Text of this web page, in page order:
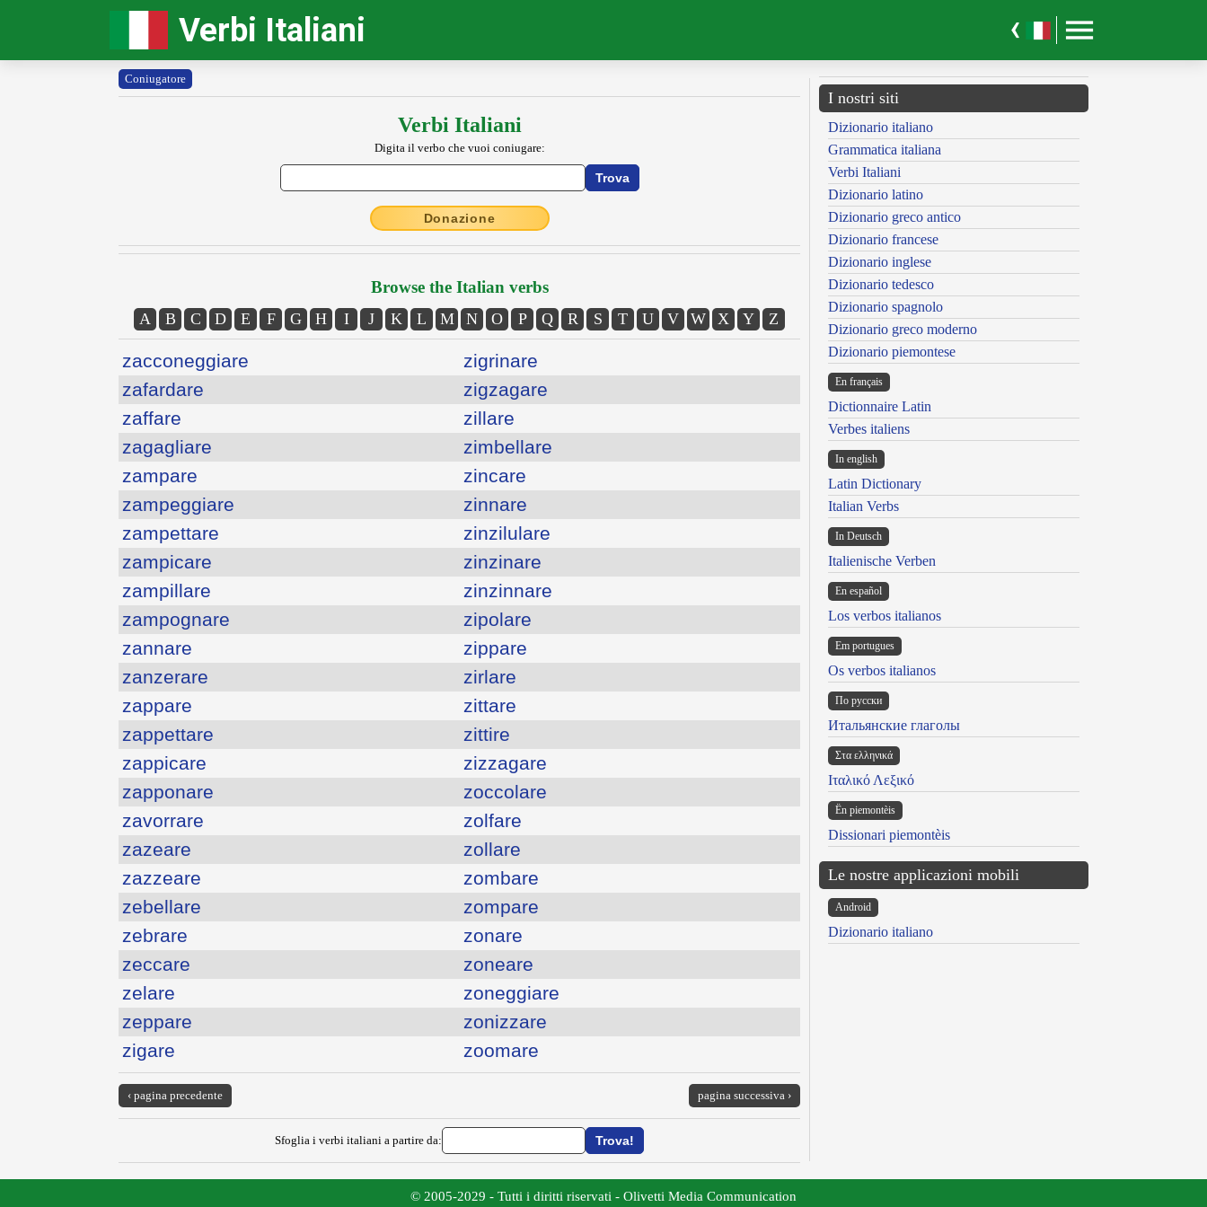
Verbi Italiani
Coniugatore
Verbi Italiani
Digita il verbo che vuoi coniugare:
Donazione
Browse the Italian verbs
A B C D E F G H I J K L M N O P Q R S T U V W X Y Z
zacconeggiare
zigrinare
zafardare
zigzagare
zaffare
zillare
zagagliare
zimbellare
zampare
zincare
zampeggiare
zinnare
zampettare
zinzilulare
zampicare
zinzinare
zampillare
zinzinnare
zampognare
zipolare
zannare
zippare
zanzerare
zirlare
zappare
zittare
zappettare
zittire
zappicare
zizzagare
zapponare
zoccolare
zavorrare
zolfare
zazeare
zollare
zazzeare
zombare
zebellare
zompare
zebrare
zonare
zeccare
zoneare
zelare
zoneggiare
zeppare
zonizzare
zigare
zoomare
‹ pagina precedente pagina successiva ›
Sfoglia i verbi italiani a partire da:
I nostri siti
Dizionario italiano
Grammatica italiana
Verbi Italiani
Dizionario latino
Dizionario greco antico
Dizionario francese
Dizionario inglese
Dizionario tedesco
Dizionario spagnolo
Dizionario greco moderno
Dizionario piemontese
En français
Dictionnaire Latin
Verbes italiens
In english
Latin Dictionary
Italian Verbs
In Deutsch
Italienische Verben
En español
Los verbos italianos
Em portugues
Os verbos italianos
По русски
Итальянские глаголы
Στα ελληνικά
Ιταλικό Λεξικό
Ën piemontèis
Dissionari piemontèis
Le nostre applicazioni mobili
Android
Dizionario italiano
© 2005-2029 - Tutti i diritti riservati - Olivetti Media Communication